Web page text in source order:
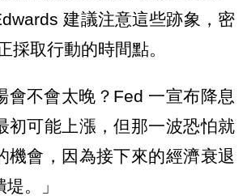
建議注意這些跡象，密
採取行動的時間點。
會不會太晚？Fed 一宣布降息
初可能上漲，但那一波恐怕就
機會，因為接下來的經濟衰退
。」